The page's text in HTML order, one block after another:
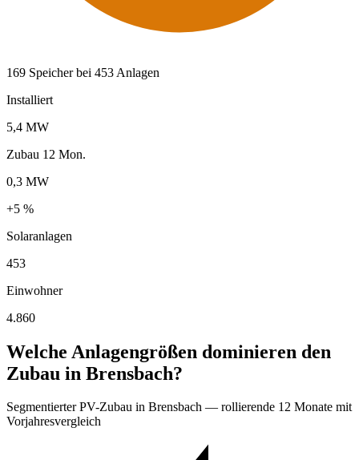
169 Speicher bei 453 Anlagen
Installiert
5,4 MW
Zubau 12 Mon.
0,3 MW
+5 %
Solaranlagen
453
Einwohner
4.860
Welche Anlagengrößen dominieren den
Zubau in Brensbach?
Segmentierter PV-Zubau in Brensbach — rollierende 12 Monate mit
Vorjahresvergleich